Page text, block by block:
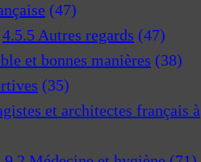
(47)
4.5.5 Autres regards (47)
et bonnes manières (38)
(35)
et architectes français à